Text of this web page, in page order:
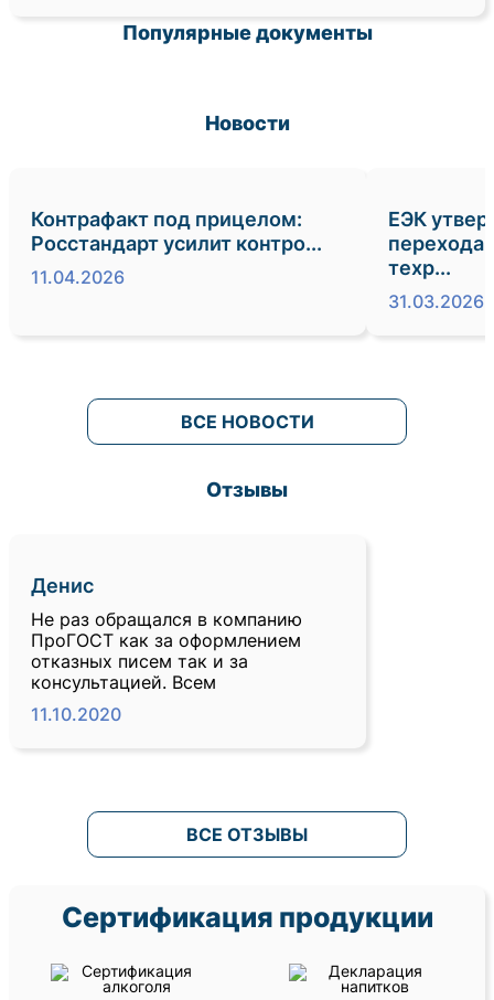
Популярные документы
Новости
Контрафакт под прицелом:
Росстандарт усилит контро...
11.04.2026
ЕЭК
перехода
техр...
31.03.2026
ВСЕ НОВОСТИ
Отзывы
Денис
Не раз обращался в компанию
ПроГОСТ как за оформлением
отказных писем так и за
консультацией. Всем
11.10.2020
ВСЕ ОТЗЫВЫ
Сертификация продукции